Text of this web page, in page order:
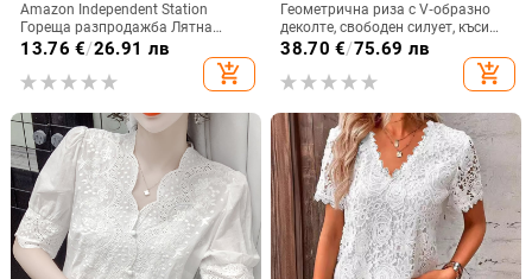
Amazon Independent Station
Гореща разпродажба Лятна
дамска тениска с къс ръкав,
деколте, ежедневна тениска с къс
13.76 €/26.91 лв
add_shopping_cart
Геометрична риза с V‑образно
деколте, свободен силует, къси
ръкави с лист лотуса, дължина
38.70 €/75.69 лв
add_shopping_cart